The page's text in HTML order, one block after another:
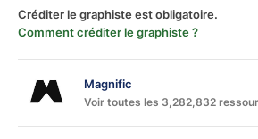
Créditer le graphiste est obligatoire.
Comment créditer le graphiste ?
Magnific
Voir toutes les 3,282,832